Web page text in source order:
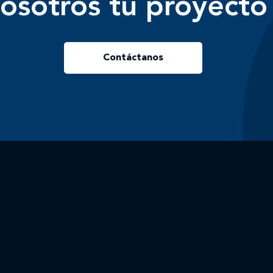
tu
Contáctanos